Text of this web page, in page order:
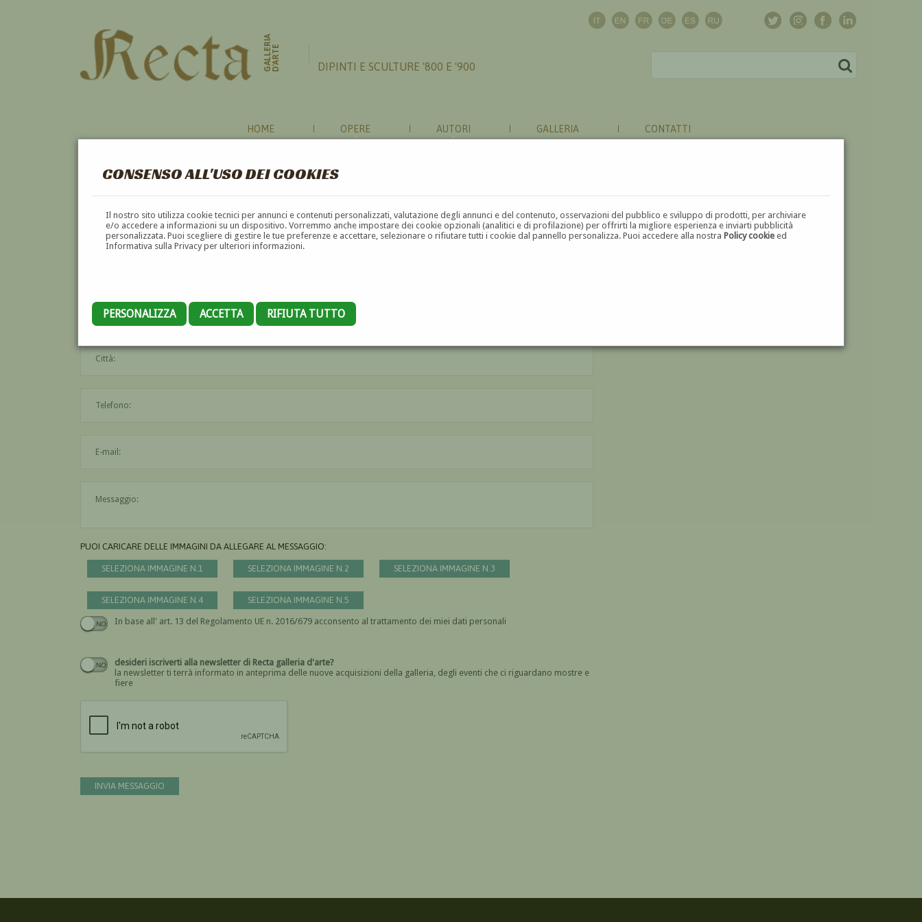
CONSENSO ALL'USO DEI COOKIES
Il nostro sito utilizza cookie tecnici per annunci e contenuti personalizzati, valutazione degli annunci e del contenuto, osservazioni del pubblico e sviluppo di prodotti, per archiviare
e/o accedere a informazioni su un dispositivo. Vorremmo anche impostare dei cookie opzionali (analitici e di profilazione) per offrirti la migliore esperienza e inviarti pubblicità
personalizzata. Puoi scegliere di gestire le tue preferenze e accettare, selezionare o rifiutare tutti i cookie dal pannello personalizza. Puoi accedere alla nostraPolicy cookie ed
Informativa sulla Privacy per ulteriori informazioni.
PERSONALIZZA ACCETTA RIFIUTA TUTTO
GALLERIAD'ARTE DIPINTI E SCULTURE '800 E '900
HOME OPERE AUTORI GALLERIA CONTATTI
HAI CERCATO INFORMAZIONI RIGUARDO A 'FRITZ VON UHDE'
VUOIVENDERE UN'OPERA DIFRITZ VON UHDE?
VUOICOMPRAREUN'OPERA DIFRITZ VON UHDE
La città è obbligatoria
PUOI CARICARE DELLE IMMAGINI DA ALLEGARE AL MESSAGGIO:
SELEZIONA IMMAGINE N.1 SELEZIONA IMMAGINE N.2 SELEZIONA IMMAGINE N.3
SELEZIONA IMMAGINE N.4 SELEZIONA IMMAGINE N.5
In base all' art. 13 del Regolamento UE n. 2016/679 acconsento al trattamento dei miei dati personali
desideri iscriverti alla newsletter di Recta galleria d'arte?
la newsletter ti terrà informato in anteprima delle nuove acquisizioni della galleria, degli eventi che ci riguardano mostre e
fiere
INVIA MESSAGGIO